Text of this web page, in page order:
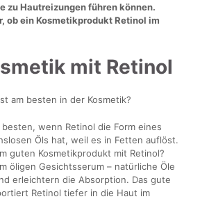
zu Hautreizungen führen können.
ob ein Kosmetikprodukt Retinol im
mit Retinol
am besten in der Kosmetik?
wenn Retinol die Form eines
Öls hat, weil es in Fetten auflöst.
guten Kosmetikprodukt mit Retinol?
öligen Gesichtsserum – natürliche Öle
erleichtern die Absorption. Das gute
Retinol tiefer in die Haut im